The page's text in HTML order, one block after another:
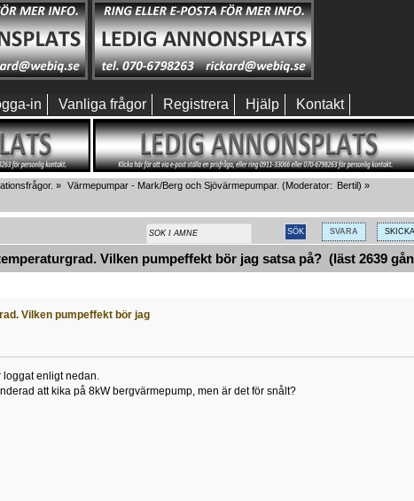
in Vanliga frågor Registrera Hjälp Kontakt
» Värmepumpar - Mark/Berg och Sjövärmepumpar. (Moderator: Bertil) »
SVARA
Vilken pumpeffekt bör jag satsa på? (läst 2639
Vilken pumpeffekt bör jag
loggat enligt nedan.
att kika på 8kW bergvärmepump, men är det för snålt?